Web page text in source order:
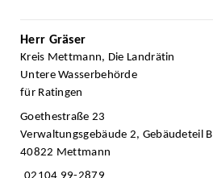
Herr Gräser
Kreis Mettmann, Die Landrätin
Untere Wasserbehörde
für Ratingen
Goethestraße 23
Verwaltungsgebäude 2, Gebäudeteil B
40822 Mettmann